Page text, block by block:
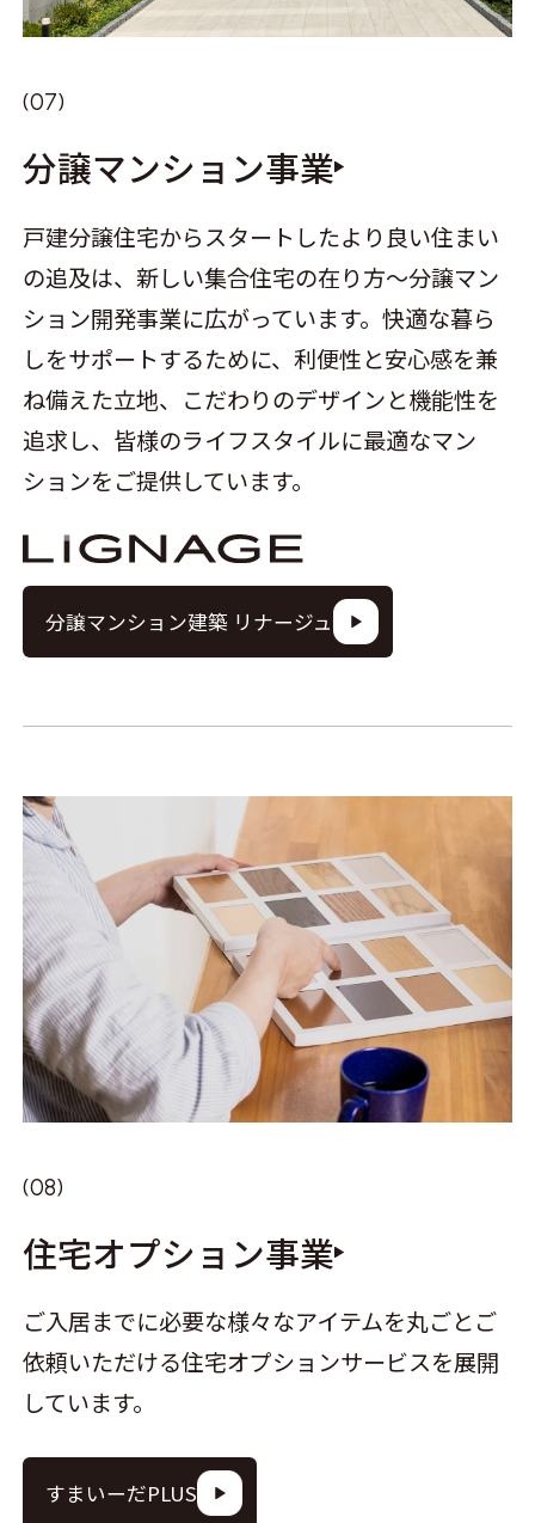
分譲マンション事業
戸建分譲住宅からスタートしたより良い住まい
の追及は、新しい集合住宅の在り方～分譲マン
ション開発事業に広がっています。快適な暮ら
しをサポートするために、利便性と安心感を兼
ね備えた立地、こだわりのデザインと機能性を
追求し、皆様のライフスタイルに最適なマン
ションをご提供しています。
分譲マンション建築 リナージュ
住宅オプション事業
ご入居までに必要な様々なアイテムを丸ごとご
依頼いただける住宅オプションサービスを展開
しています。
すまいーだPLUS